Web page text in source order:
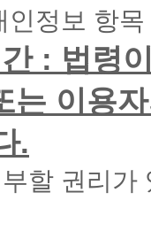
정보 항
: 법령
는 이용
.
할 권리